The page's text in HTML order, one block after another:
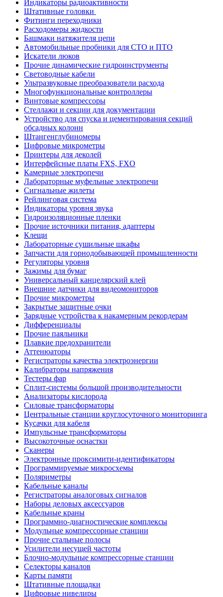
Индикаторы радиоактивности
Штативные головки
Фитинги переходники
Расходомеры жидкости
Башмаки натяжителя цепи
Автомобильные пробники для СТО и ПТО
Искатели люков
Прочие динамические гидроинструменты
Световодные кабели
Ультразвуковые преобразователи расхода
Многофункциональные контроллеры
Винтовые компрессоры
Стеллажи и секции для документации
Устройство для спуска и цементирования секций
обсадных колонн
Штангенглубиномеры
Цифровые микрометры
Принтеры для деколей
Интерфейсные платы FXS, FXO
Камерные электропечи
Лабораторные муфельные электропечи
Сигнальные жилеты
Рейлинговая система
Индикаторы уровня звука
Гидроизоляционные пленки
Прочие источники питания, адаптеры
Клещи
Лабораторные сушильные шкафы
Запчасти для горнодобывающей промышленности
Регуляторы уровня
Зажимы для бумаг
Универсальный канцелярский клей
Внешние датчики для видеомониторов
Прочие микрометры
Закрытые защитные очки
Зарядные устройства к накамерным рекордерам
Дифференциалы
Прочие паяльники
Плавкие предохранители
Аттенюаторы
Регистраторы качества электроэнергии
Калибраторы напряжения
Тестеры фар
Сплит-системы большой производительности
Анализаторы кислорода
Силовые трансформаторы
Центральные станции круглосуточного мониторинга
Кусачки для кабеля
Импульсные трансформаторы
Высокоточные оснастки
Сканеры
Электронные проксимити-идентификаторы
Программируемые микросхемы
Поляриметры
Кабельные каналы
Регистраторы аналоговых сигналов
Наборы деловых аксессуаров
Кабельные краны
Программно-диагностические комплексы
Модульные компрессорные станции
Прочие стальные полосы
Усилители несущей частоты
Блочно-модульные компрессорные станции
Селекторы каналов
Карты памяти
Штативные площадки
Цифровые нивелиры